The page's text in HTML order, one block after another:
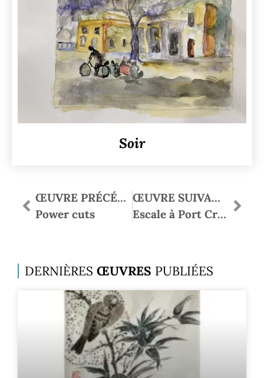
Soir
ŒUVRE PRÉCÉDENTE
Power cuts
ŒUVRE SUIVANTE
Escale à Port Crouesty
DERNIÈRES ŒUVRES PUBLIÉES